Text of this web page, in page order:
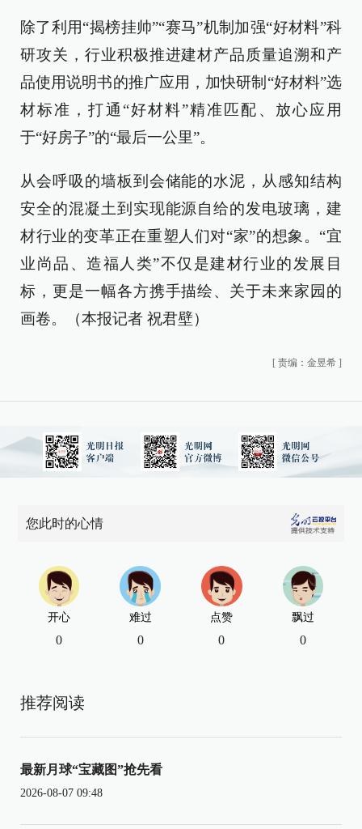
除了利用“揭榜挂帅”“赛马”机制加强“好材料”科
研攻关，行业积极推进建材产品质量追溯和产
品使用说明书的推广应用，加快研制“好材料”选
材标准，打通“好材料”精准匹配、放心应用
于“好房子”的“最后一公里”。
从会呼吸的墙板到会储能的水泥，从感知结构
安全的混凝土到实现能源自给的发电玻璃，建
材行业的变革正在重塑人们对“家”的想象。“宜
业尚品、造福人类”不仅是建材行业的发展目
标，更是一幅各方携手描绘、关于未来家园的
画卷。（本报记者 祝君壁）
[ 责编：金昱希 ]
您此时的心情
开心
0
难过
0
点赞
0
飘过
0
推荐阅读
最新月球“宝藏图”抢先看
2026-08-07 09:48